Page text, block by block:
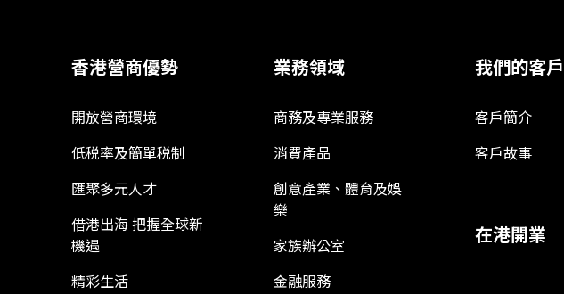
香港營商優勢
開放營商環境
低税率及簡單税制
匯聚多元人才
借港出海 把握全球新
機遇
精彩生活
業務領域
商務及專業服務
消費產品
創意產業、體育及娛
樂
家族辦公室
金融服務
我們的客戶
客戶簡介
客戶故事
在港開業